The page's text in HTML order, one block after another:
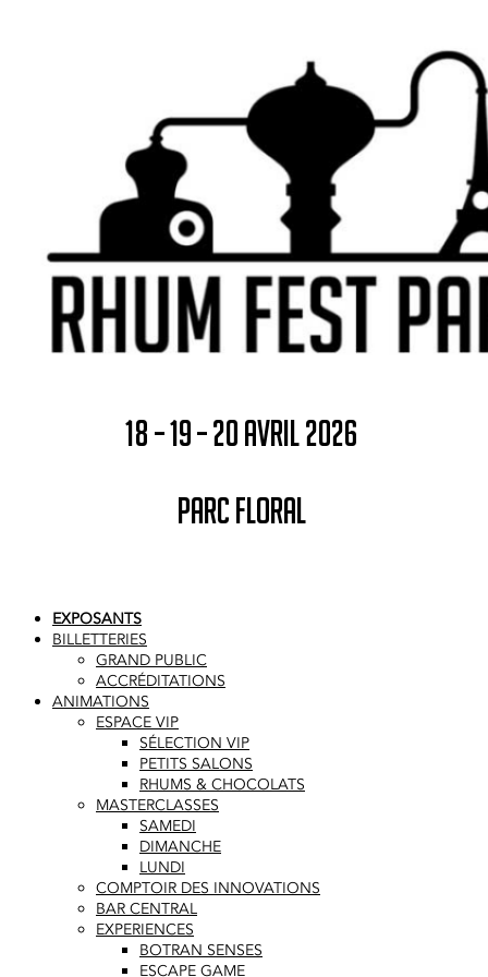
18 – 19 – 20 AVRIL 2026
PARC FLORAL
EXPOSANTS
BILLETTERIES
GRAND PUBLIC
ACCRÉDITATIONS
ANIMATIONS
ESPACE VIP
SÉLECTION VIP
PETITS SALONS
RHUMS & CHOCOLATS
MASTERCLASSES
SAMEDI
DIMANCHE
LUNDI
COMPTOIR DES INNOVATIONS
BAR CENTRAL
EXPERIENCES
BOTRAN SENSES
ESCAPE GAME